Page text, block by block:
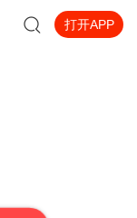
打开APP